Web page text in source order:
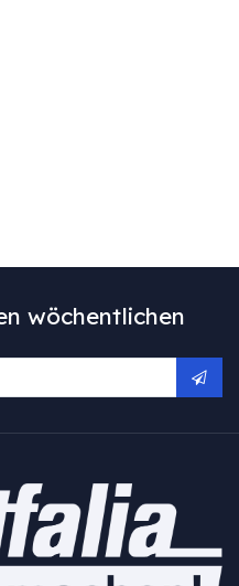
wöchentlichen